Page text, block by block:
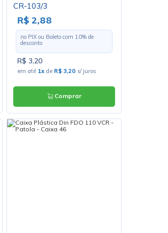
CR-103/3
R$ 2,88
no PIX ou Boleto com 10% de
desconto
R$ 3,20
em até 1x de R$ 3,20 s/ juros
Comprar